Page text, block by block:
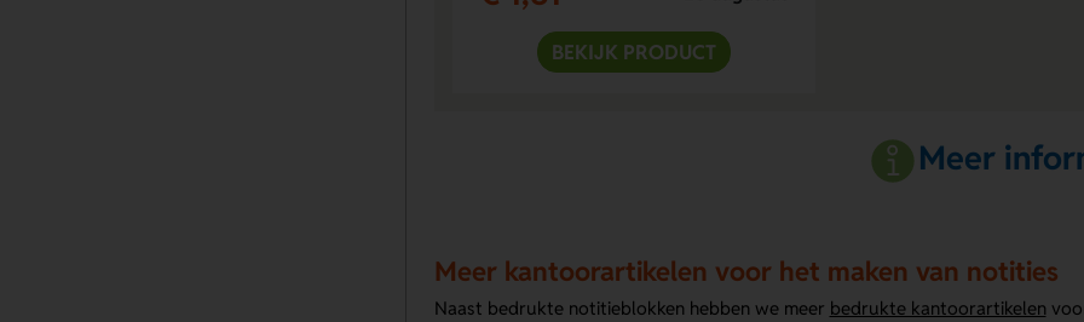
BEKIJK PRODUCT
Meer
Meer kantoorartikelen voor het maken van notities
Naast bedrukte notitieblokken hebben we meer bedrukte kantoorartikelen